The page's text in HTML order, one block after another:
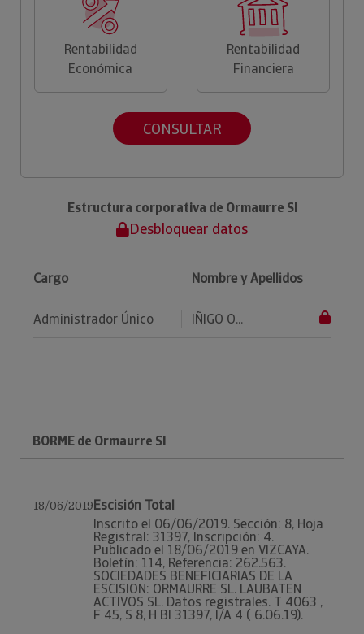
Rentabilidad
Económica
Rentabilidad
Financiera
CONSULTAR
Estructura corporativa de Ormaurre Sl
Desbloquear datos
Cargo Nombre y Apellidos
Administrador Único IÑIGO O...
BORME de Ormaurre Sl
18/06/2019Escisión Total
Inscrito el 06/06/2019. Sección: 8, Hoja
Registral: 31397, Inscripción: 4.
Publicado el 18/06/2019 en VIZCAYA.
Boletín: 114, Referencia: 262.563.
SOCIEDADES BENEFICIARIAS DE LA
ESCISION: ORMAURRE SL. LAUBATEN
ACTIVOS SL. Datos registrales. T 4063 ,
F 45, S 8, H BI 31397, I/A 4 ( 6.06.19).